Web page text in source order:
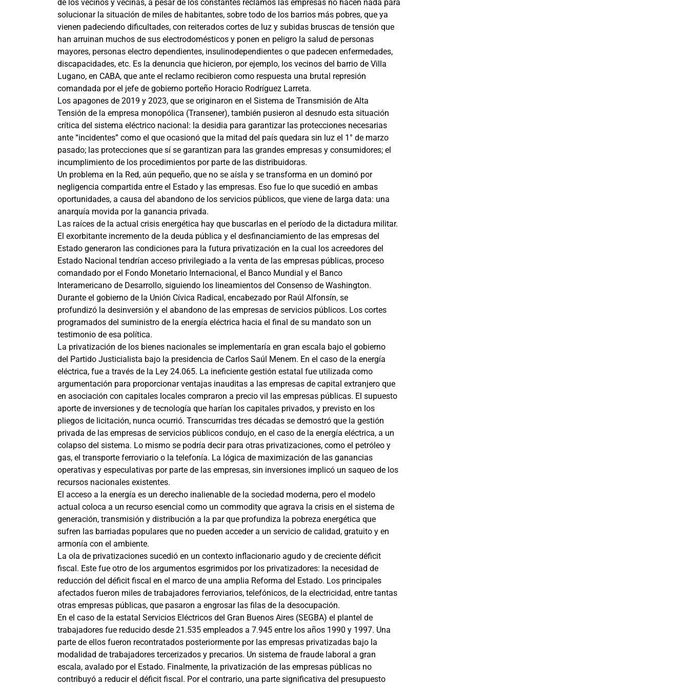
de los vecinos y vecinas, a pesar de los constantes reclamos las empresas no hacen nada para
solucionar la situación de miles de habitantes, sobre todo de los barrios más pobres, que ya
vienen padeciendo dificultades, con reiterados cortes de luz y subidas bruscas de tensión que
han arruinan muchos de sus electrodomésticos y ponen en peligro la salud de personas
mayores, personas electro dependientes, insulinodependientes o que padecen enfermedades,
discapacidades, etc. Es la denuncia que hicieron, por ejemplo, los vecinos del barrio de Villa
Lugano, en CABA, que ante el reclamo recibieron como respuesta una brutal represión
comandada por el jefe de gobierno porteño Horacio Rodríguez Larreta.
Los apagones de 2019 y 2023, que se originaron en el Sistema de Transmisión de Alta
Tensión de la empresa monopólica (Transener), también pusieron al desnudo esta situación
crítica del sistema eléctrico nacional: la desidia para garantizar las protecciones necesarias
ante “incidentes” como el que ocasionó que la mitad del país quedara sin luz el 1° de marzo
pasado; las protecciones que sí se garantizan para las grandes empresas y consumidores; el
incumplimiento de los procedimientos por parte de las distribuidoras.
Un problema en la Red, aún pequeño, que no se aísla y se transforma en un dominó por
negligencia compartida entre el Estado y las empresas. Eso fue lo que sucedió en ambas
oportunidades, a causa del abandono de los servicios públicos, que viene de larga data: una
anarquía movida por la ganancia privada.
Las raíces de la actual crisis energética hay que buscarlas en el período de la dictadura militar.
El exorbitante incremento de la deuda pública y el desfinanciamiento de las empresas del
Estado generaron las condiciones para la futura privatización en la cual los acreedores del
Estado Nacional tendrían acceso privilegiado a la venta de las empresas públicas, proceso
comandado por el Fondo Monetario Internacional, el Banco Mundial y el Banco
Interamericano de Desarrollo, siguiendo los lineamientos del Consenso de Washington.
Durante el gobierno de la Unión Cívica Radical, encabezado por Raúl Alfonsín, se
profundizó la desinversión y el abandono de las empresas de servicios públicos. Los cortes
programados del suministro de la energía eléctrica hacia el final de su mandato son un
testimonio de esa política.
La privatización de los bienes nacionales se implementaría en gran escala bajo el gobierno
del Partido Justicialista bajo la presidencia de Carlos Saúl Menem. En el caso de la energía
eléctrica, fue a través de la Ley 24.065. La ineficiente gestión estatal fue utilizada como
argumentación para proporcionar ventajas inauditas a las empresas de capital extranjero que
en asociación con capitales locales compraron a precio vil las empresas públicas. El supuesto
aporte de inversiones y de tecnología que harían los capitales privados, y previsto en los
pliegos de licitación, nunca ocurrió. Transcurridas tres décadas se demostró que la gestión
privada de las empresas de servicios públicos condujo, en el caso de la energía eléctrica, a un
colapso del sistema. Lo mismo se podría decir para otras privatizaciones, como el petróleo y
gas, el transporte ferroviario o la telefonía. La lógica de maximización de las ganancias
operativas y especulativas por parte de las empresas, sin inversiones implicó un saqueo de los
recursos nacionales existentes.
El acceso a la energía es un derecho inalienable de la sociedad moderna, pero el modelo
actual coloca a un recurso esencial como un commodity que agrava la crisis en el sistema de
generación, transmisión y distribución a la par que profundiza la pobreza energética que
sufren las barriadas populares que no pueden acceder a un servicio de calidad, gratuito y en
armonía con el ambiente.
La ola de privatizaciones sucedió en un contexto inflacionario agudo y de creciente déficit
fiscal. Este fue otro de los argumentos esgrimidos por los privatizadores: la necesidad de
reducción del déficit fiscal en el marco de una amplia Reforma del Estado. Los principales
afectados fueron miles de trabajadores ferroviarios, telefónicos, de la electricidad, entre tantas
otras empresas públicas, que pasaron a engrosar las filas de la desocupación.
En el caso de la estatal Servicios Eléctricos del Gran Buenos Aires (SEGBA) el plantel de
trabajadores fue reducido desde 21.535 empleados a 7.945 entre los años 1990 y 1997. Una
parte de ellos fueron recontratados posteriormente por las empresas privatizadas bajo la
modalidad de trabajadores tercerizados y precarios. Un sistema de fraude laboral a gran
escala, avalado por el Estado. Finalmente, la privatización de las empresas públicas no
contribuyó a reducir el déficit fiscal. Por el contrario, una parte significativa del presupuesto